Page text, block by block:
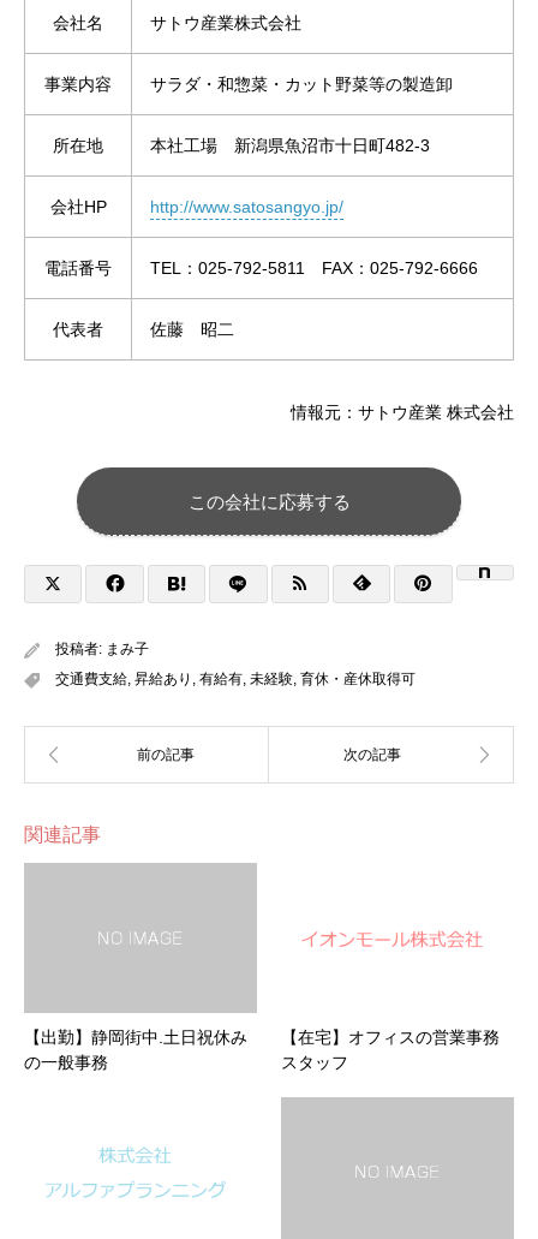
会社名 サトウ産業株式会社
事業内容 サラダ・和惣菜・カット野菜等の製造卸
所在地 本社工場 新潟県魚沼市十日町482-3
会社HP http://www.satosangyo.jp/
電話番号 TEL：025-792-5811 FAX：025-792-6666
代表者 佐藤 昭二
情報元：サトウ産業 株式会社
この会社に応募する
投稿者: まみ子
交通費支給, 昇給あり , 有給有, 未経験, 育休・産休取得可
関連記事
【出勤】静岡街中.土日祝休み
の一般事務
【在宅】オフィスの営業事務
スタッフ